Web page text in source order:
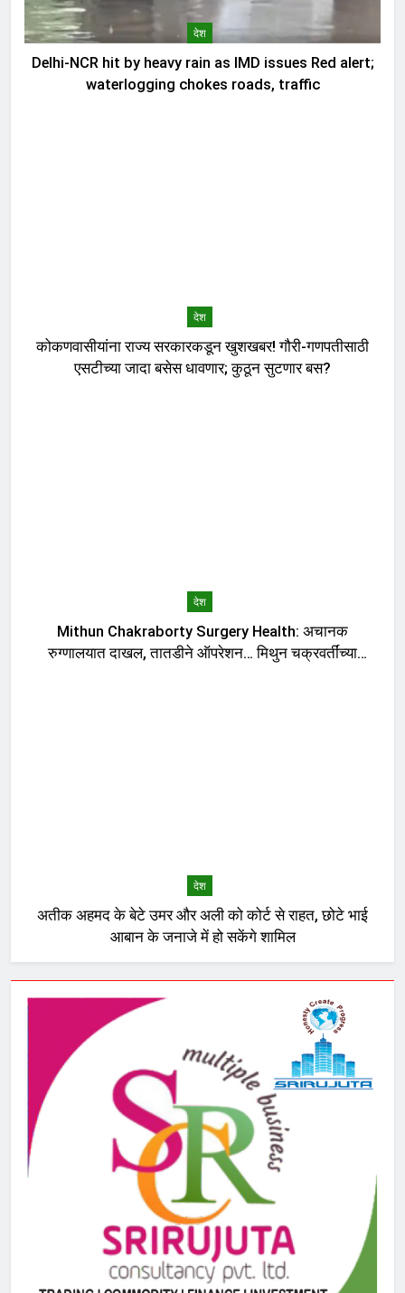
देश
Delhi-NCR hit by heavy rain as IMD issues Red alert;
waterlogging chokes roads, traffic
देश
कोकणवासीयांना राज्य सरकारकडून खुशखबर! गौरी-गणपतीसाठी
एसटीच्या जादा बसेस धावणार; कुठून सुटणार बस?
देश
Mithun Chakraborty Surgery Health: अचानक
रुग्णालयात दाखल, तातडीने ऑपरेशन… मिथुन चक्रवर्तींच्या
देश
अतीक अहमद के बेटे उमर और अली को कोर्ट से राहत, छोटे भाई
आबान के जनाजे में हो सकेंगे शामिल